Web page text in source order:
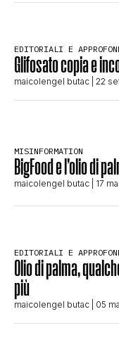
STORIA E
COMPLOTTI,
EDITORIALI
TRUFFE E
EDITORIALI E
Glifosato copia e
maicolengel butac | 22
MISINFORMATION
BigFood e l’olio di
maicolengel butac | 17
EDITORIALI E
Olio di palma,
più
maicolengel butac | 05